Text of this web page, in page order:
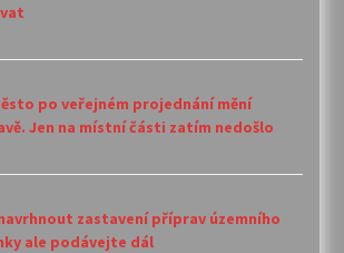
po veřejném projednání mění
Jen na místní části zatím nedošlo
zastavení příprav územního
ale podávejte dál